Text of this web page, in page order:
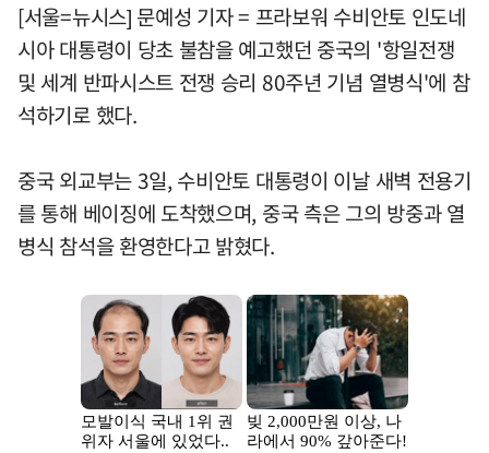
[서울=뉴시스] 문예성 기자 = 프라보워 수비안토 인도네
시아 대통령이 당초 불참을 예고했던 중국의 '항일전쟁
및 세계 반파시스트 전쟁 승리 80주년 기념 열병식'에 참
석하기로 했다.
중국 외교부는 3일, 수비안토 대통령이 이날 새벽 전용기
를 통해 베이징에 도착했으며, 중국 측은 그의 방중과 열
병식 참석을 환영한다고 밝혔다.